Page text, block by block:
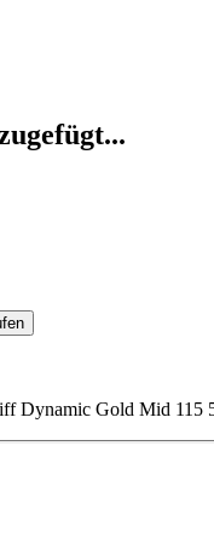
Dynamic Gold Mid 115